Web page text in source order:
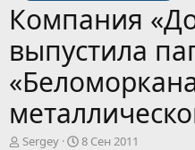
Компания
выпустила
А
Sergey
Д
8 Сен 2011